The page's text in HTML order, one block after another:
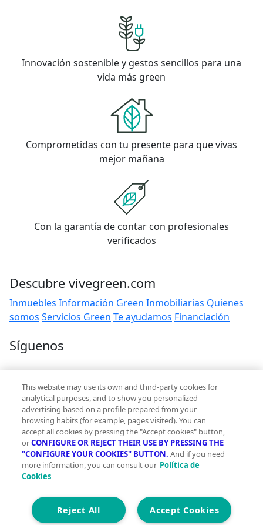
Innovación sostenible y gestos sencillos para una
vida más green
Comprometidas con tu presente para que vivas
mejor mañana
Con la garantía de contar con profesionales
verificados
Descubre vivegreen.com
Inmuebles Información Green Inmobiliarias Quienes
somos Servicios Green Te ayudamos Financiación
Síguenos
Contacto
hola@vivegreen.com
Aviso Legal
Condiciones de uso
Politica de privacidad
Política de cookies
This website may use its own and third-party cookies for
analytical purposes, and to show you personalized
advertising based on a profile prepared from your
browsing habits (for example, pages visited). You can
accept all cookies by pressing the "Accept cookies" button,
orCONFIGURE OR REJECT THEIR USE BY PRESSING THE
"CONFIGURE YOUR COOKIES" BUTTON. And if you need
more information, you can consult our Política de
Cookies
Accept Cookies
Reject All